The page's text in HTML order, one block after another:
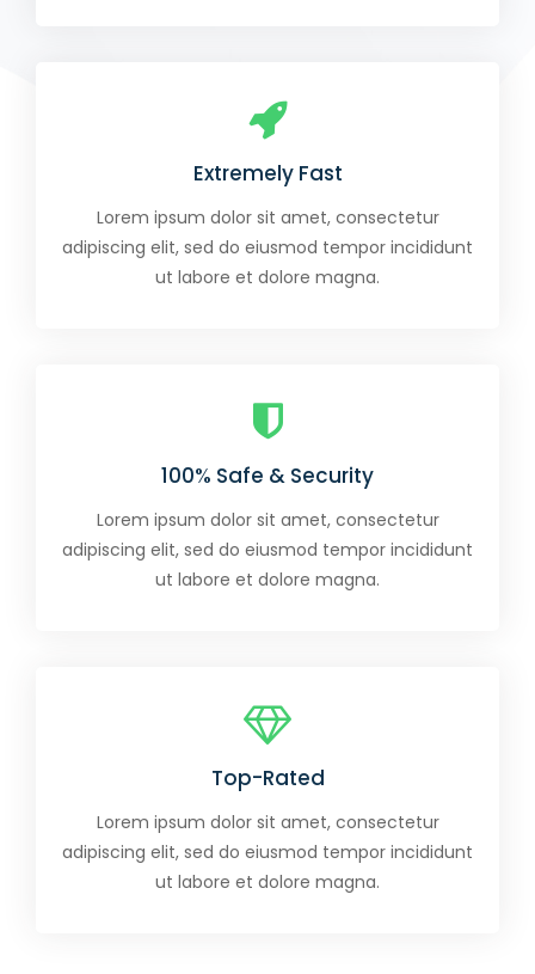
Extremely Fast
Lorem ipsum dolor sit amet, consectetur
adipiscing elit, sed do eiusmod tempor incididunt
ut labore et dolore magna.
100% Safe & Security
Lorem ipsum dolor sit amet, consectetur
adipiscing elit, sed do eiusmod tempor incididunt
ut labore et dolore magna.
Top-Rated
Lorem ipsum dolor sit amet, consectetur
adipiscing elit, sed do eiusmod tempor incididunt
ut labore et dolore magna.